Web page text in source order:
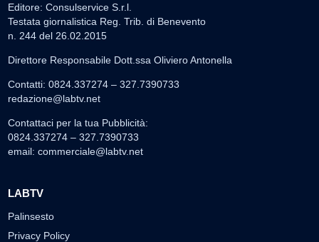
Editore: Consulservice S.r.l.
Testata giornalistica Reg. Trib. di Benevento
n. 244 del 26.02.2015
Direttore Responsabile Dott.ssa Oliviero Antonella
Contatti: 0824.337274 – 327.7390733
redazione@labtv.net
Contattaci per la tua Pubblicità:
0824.337274 – 327.7390733
email: commerciale@labtv.net
LABTV
Palinsesto
Privacy Policy